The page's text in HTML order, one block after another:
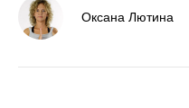
Оксана Лютина